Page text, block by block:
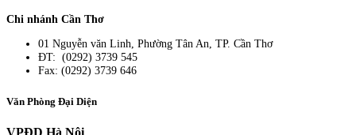
Chi nhánh Cần Thơ
01 Nguyễn văn Linh, Phường Tân An, TP. Cần Thơ
ĐT: (0292) 3739 545
Fax: (0292) 3739 646
Văn Phòng Đại Diện
VPĐD Hà Nội